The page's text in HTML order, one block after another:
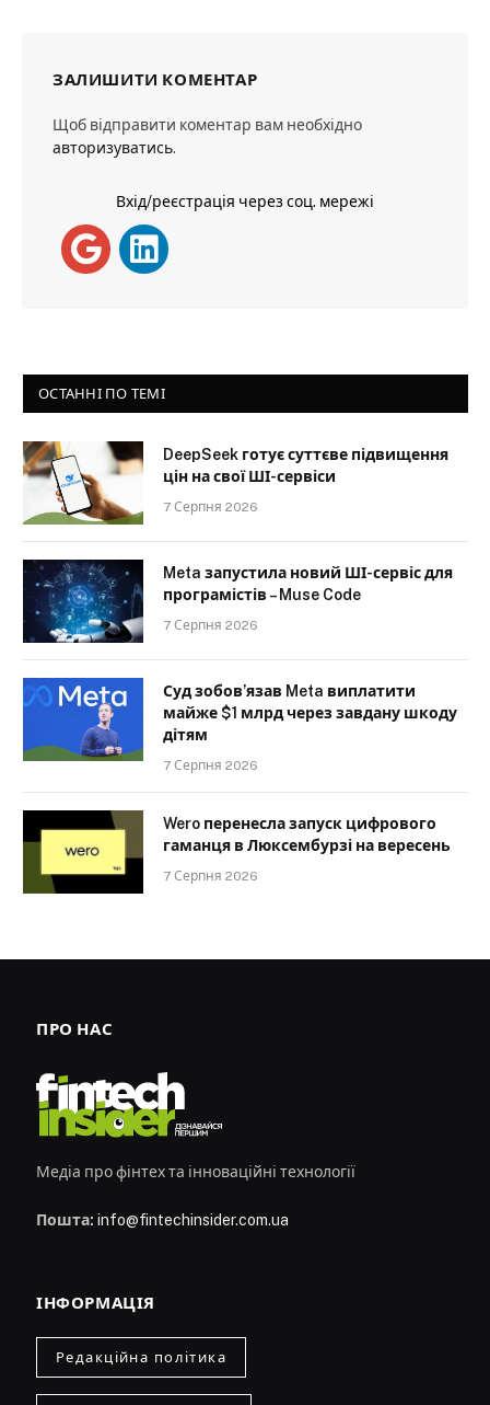
ЗАЛИШИТИ КОМЕНТАР
Щоб відправити коментар вам необхідно
авторизуватись.
Вхід/реєстрація через соц. мережі
ОСТАННІ ПО ТЕМІ
DeepSeek готує суттєве підвищення
цін на свої ШІ-сервіси
7 Серпня 2026
Meta запустила новий ШІ-сервіс для
програмістів – Muse Code
7 Серпня 2026
Суд зобов’язав Meta виплатити
майже $1 млрд через завдану шкоду
дітям
7 Серпня 2026
Wero перенесла запуск цифрового
гаманця в Люксембурзі на вересень
7 Серпня 2026
ПРО НАС
Медіа про фінтех та інноваційні технології
Пошта: info@fintechinsider.com.ua
ІНФОРМАЦІЯ
Редакційна політика